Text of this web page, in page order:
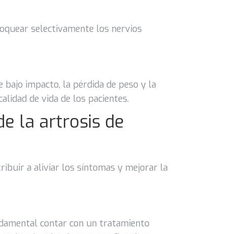
selectivamente los nervios
bajo impacto, la pérdida de peso y la
de vida de los pacientes.
la artrosis de
a aliviar los síntomas y mejorar la
contar con un tratamiento